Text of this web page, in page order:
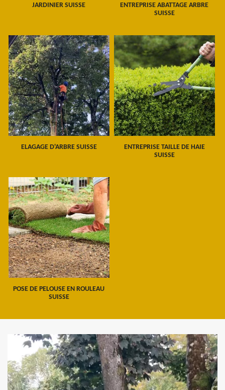
JARDINIER SUISSE
ENTREPRISE ABATTAGE ARBRE
SUISSE
ELAGAGE D'ARBRE SUISSE
ENTREPRISE TAILLE DE HAIE
SUISSE
POSE DE PELOUSE EN ROULEAU
SUISSE